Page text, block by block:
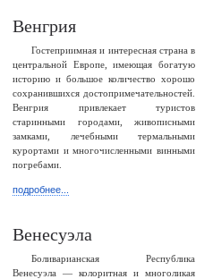
Венгрия
Гостеприимная и интересная страна в
центральной Европе, имеющая богатую
историю и большое количество хорошо
сохранившихся достопримечательностей.
Венгрия привлекает туристов
старинными городами, живописными
замками, лечебными термальными
курортами и многочисленными винными
погребами.
подробнее...
Венесуэла
Боливарианская Республика
Венесуэла — колоритная и многоликая